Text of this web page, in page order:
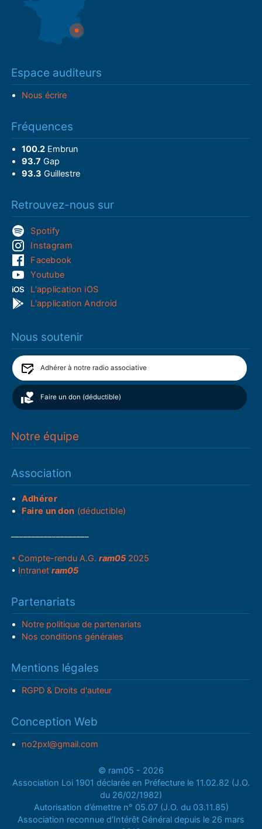
Espace auditeurs
Nous écrire
Fréquences
100.2Embrun
93.7 Gap
93.3 Guillestre
Retrouvez-nous sur
Spotify
Instagram
Facebook
Youtube
L'application iOS
L'application Android
Nous soutenir
Adhérer à notre radio associative
Faire un don (déductible)
Notre équipe
Association
Adhérer
Faire un don (déductible)
• Compte-rendu A.G.ram05 2025
• Intranetram05
Partenariats
Notre politique de partenariats
Nos conditions générales
Mentions légales
RGPD & Droits d'auteur
Conception Web
no2pxl@gmail.com
© ram05 - 2026
Association Loi 1901 déclarée en Préfecture le 11.02.82 (J.O.
du 26/02/1982)
Autorisation d’émettre n° 05.07 (J.O. du 03.11.85)
Association reconnue d’Intérêt Général depuis le 26 mars